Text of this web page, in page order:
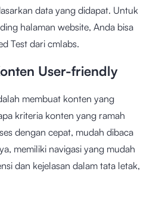
data yang didapat. Untuk
halaman website, Anda bisa
Test dari cmlabs.
User-friendly
membuat konten yang
kriteria konten yang ramah
dengan cepat, mudah dibaca
memiliki navigasi yang mudah
dan kejelasan dalam tata letak,